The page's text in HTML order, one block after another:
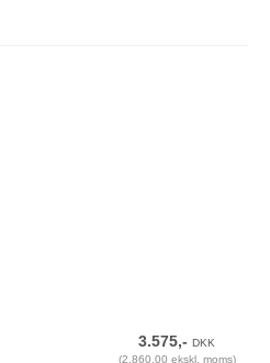
3.575,-DKK
(2.860,00 ekskl. moms)